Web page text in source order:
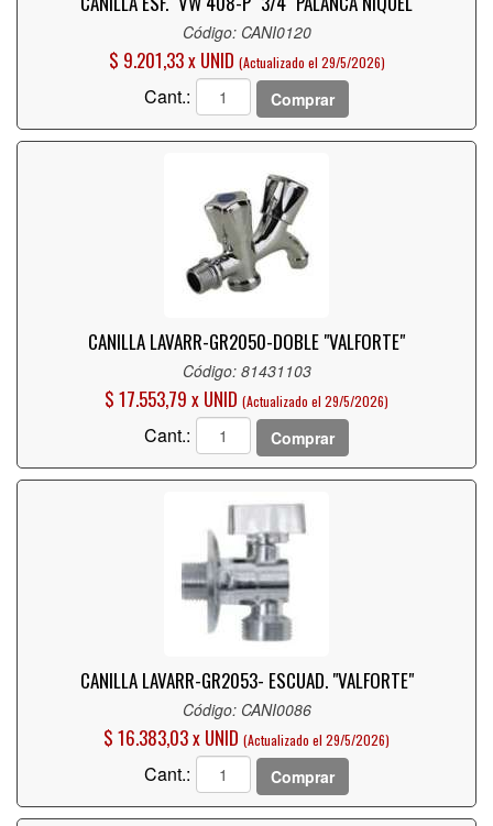
Código: CANI0120
$ 9.201,33 x UNID (Actualizado el 29/5/2026)
Cant.: Comprar
CANILLA LAVARR-GR2050-DOBLE "VALFORTE"
Código: 81431103
$ 17.553,79 x UNID (Actualizado el 29/5/2026)
Cant.: Comprar
CANILLA LAVARR-GR2053- ESCUAD. "VALFORTE"
Código: CANI0086
$ 16.383,03 x UNID (Actualizado el 29/5/2026)
Cant.: Comprar